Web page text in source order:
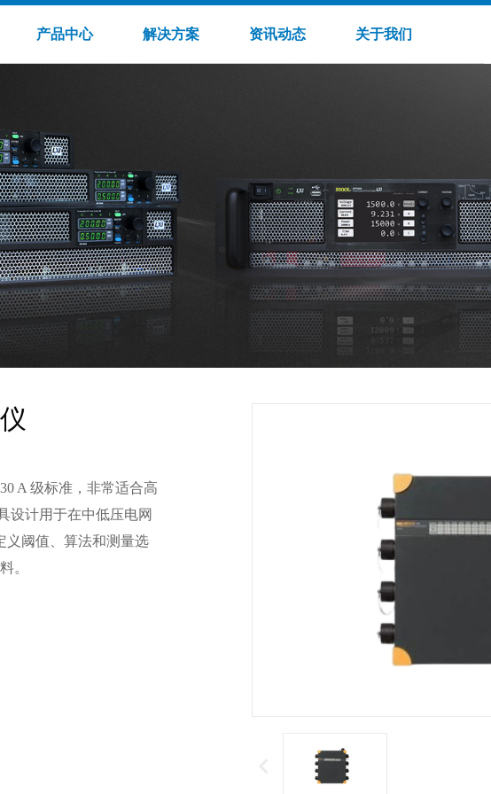
产品中心 解决方案 资讯动态 关于我们
A 级标准，非常适合高
设计用于在中低压电网
义阈值、算法和测量选
。